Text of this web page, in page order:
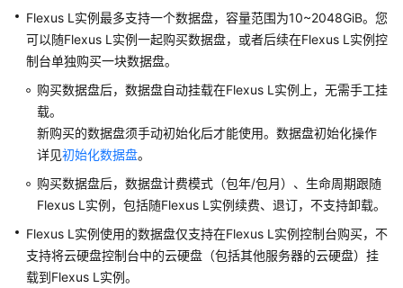
通
过
授
予
使
用
L
实
例
的
权
Flexus L实例最多支持一个数据盘，容量范围为10~2048GiB。您
可以随Flexus L实例一起购买数据盘，或者后续在Flexus L实例控
制台单独购买一块数据盘。
购买数据盘后，数据盘自动挂载在Flexus L实例上，无需手工挂
载。
新购买的数据盘须手动初始化后才能使用。 数据盘初始化操作
详见初始化数据盘。
购买数据盘后，数据盘计费模式（包年/包月）、生命周期跟随
Flexus L实例，包括随Flexus L实例续费、退订，不支持卸载。
Flexus L实例使用的数据盘仅支持在Flexus L实例控制台购买，不
支持将云硬盘控制台中的云硬盘（包括其他服务器的云硬盘）挂
载到Flexus L实例。